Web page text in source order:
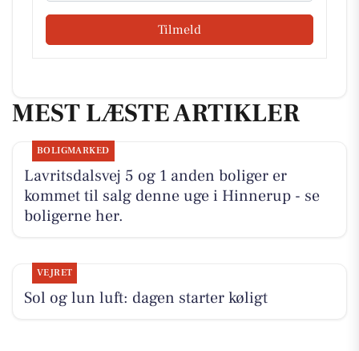
Tilmeld
MEST LÆSTE ARTIKLER
BOLIGMARKED
Lavritsdalsvej 5 og 1 anden boliger er
kommet til salg denne uge i Hinnerup - se
boligerne her.
VEJRET
Sol og lun luft: dagen starter køligt